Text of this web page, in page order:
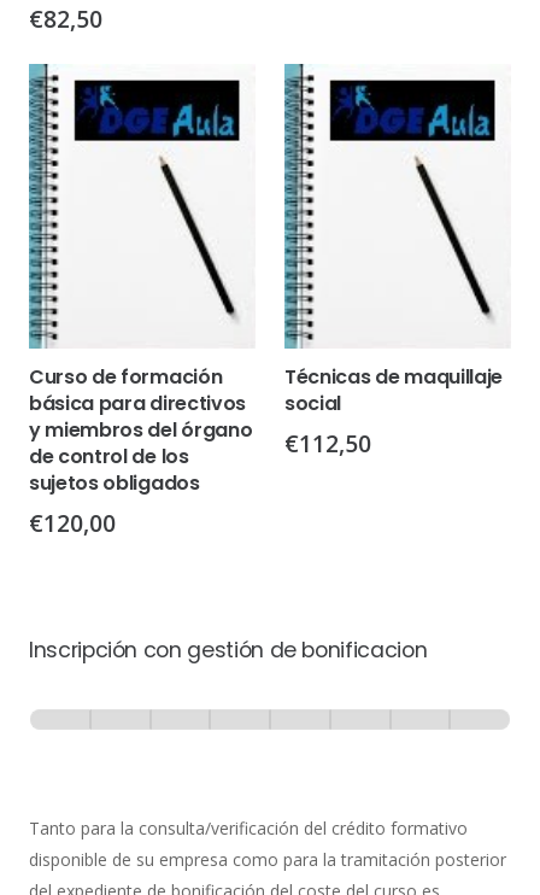
€82,50
Curso de formación
básica para directivos
y miembros del órgano
de control de los
sujetos obligados
€120,00
Técnicas de maquillaje
social
€112,50
Inscripción con gestión de bonificacion
-
de
Bonificación
Tanto para la consulta/verificación del crédito formativo
disponible de su empresa como para la tramitación posterior